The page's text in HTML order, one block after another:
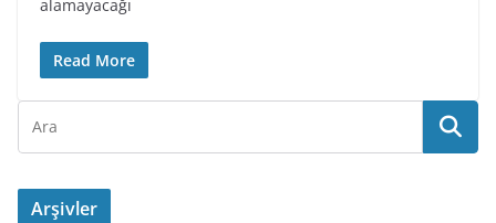
alamayacağı
Read More
Arşivler